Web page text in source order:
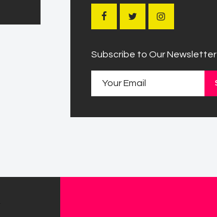
Subscribe to Our Newsletter